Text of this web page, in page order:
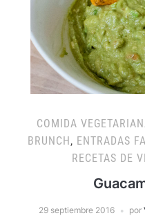
COMIDA
BRUNCH, ENTRADAS
RECETAS DE
29 septiembre 2016 por